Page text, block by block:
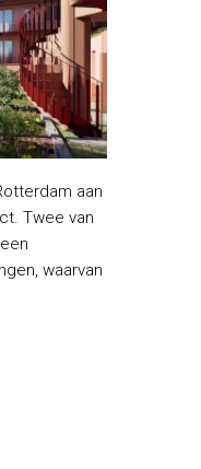
aan
Twee van
waarvan